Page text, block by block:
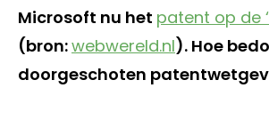
Microsoft nu het patent op de
(bron:webwereld.nl). Hoe
doorgeschoten